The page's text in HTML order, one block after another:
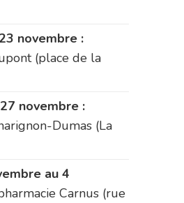
novembre :
(place de la
novembre :
Dumas (La
au 4
Carnus (rue